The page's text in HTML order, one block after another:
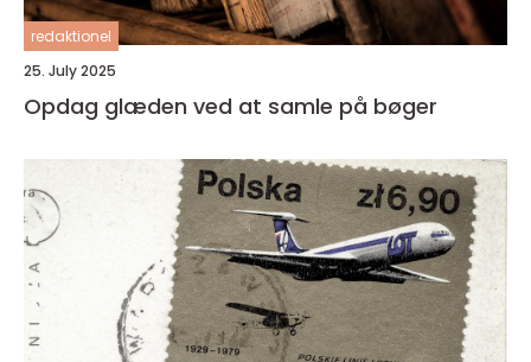
redaktionel
25. July 2025
Opdag glæden ved at samle på bøger